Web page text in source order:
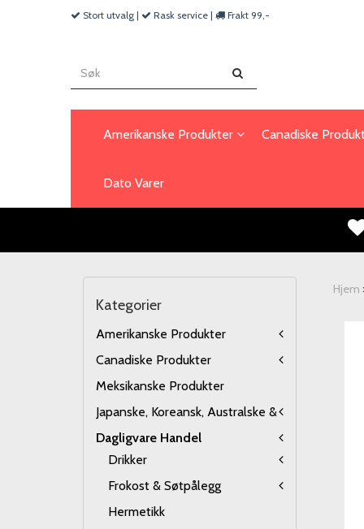
Stort utvalg | Rask service | Frakt 99,-
Amerikanske Produkter Canadiske
Dato Varer
Kategorier
Amerikanske Produkter
Canadiske Produkter
Meksikanske Produkter
Japanske, Koreansk, Australske &
Dagligvare Handel
Drikker
Frokost & Søtpålegg
Hermetikk
Hjem